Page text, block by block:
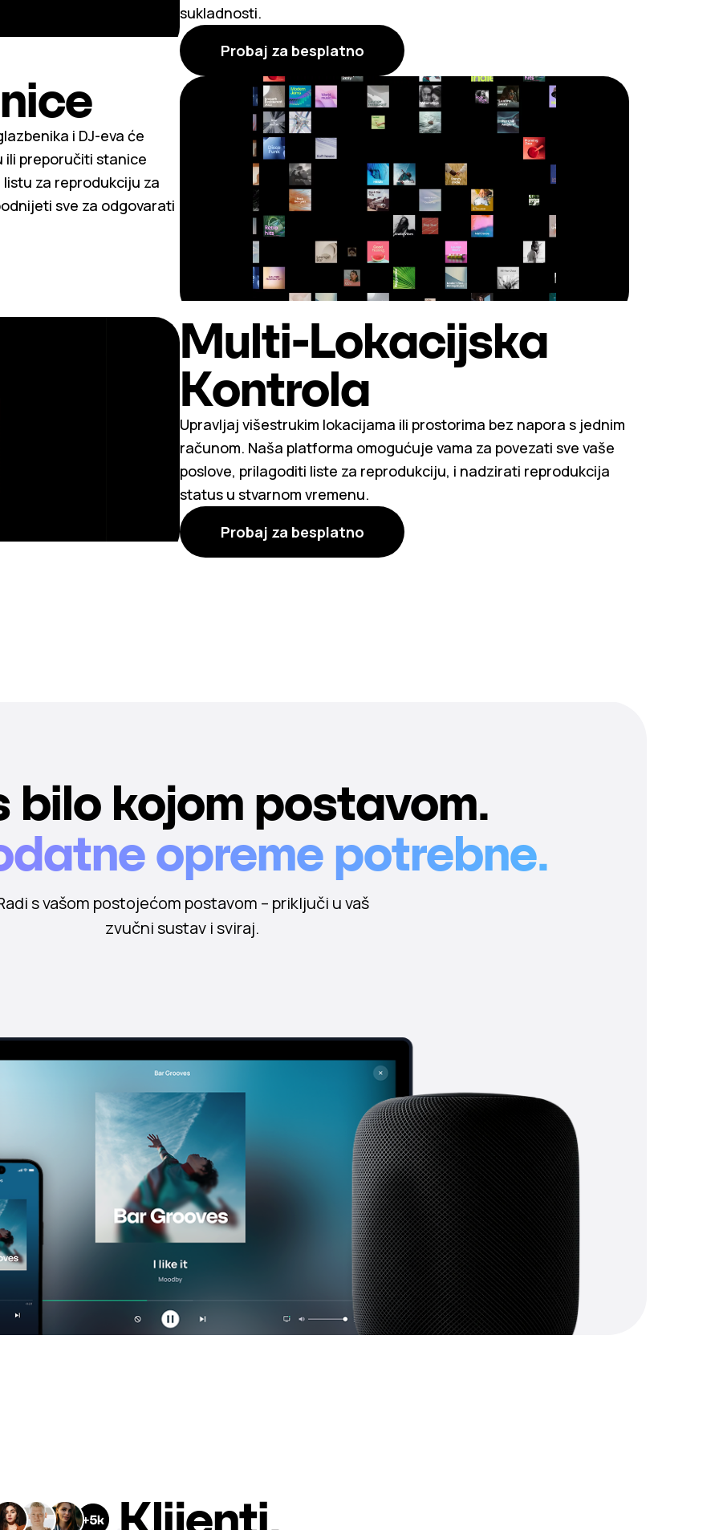
sukladnosti.
Probaj za besplatno
i DJ-eva će
preporučiti stanice
za reprodukciju za
sve za odgovarati
Multi-Lokacijska
Kontrola
Upravljaj višestrukim lokacijama ili prostorima bez napora s jednim
računom. Naša platforma omogućuje vama za povezati sve vaše
poslove, prilagoditi liste za reprodukciju, i nadzirati reprodukcija
status u stvarnom vremenu.
Probaj za besplatno
opreme potrebne.
bilo kojom postavom.
s vašom postojećom postavom – priključi u vaš
zvučni sustav i sviraj.